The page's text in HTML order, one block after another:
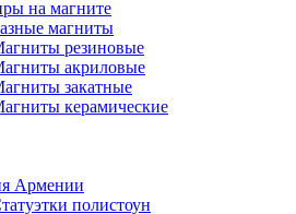
на магните
магниты
резиновые
акриловые
закатные
керамические
Армении
полистоун